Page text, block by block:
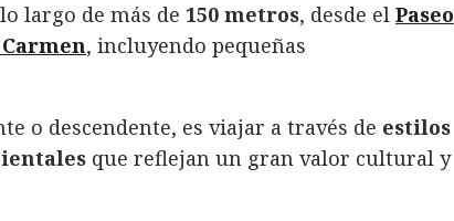
largo de más de 150 metros, desde el Paseo
, incluyendo pequeñas
o descendente, es viajar a través de estilos
que reflejan un gran valor cultural y